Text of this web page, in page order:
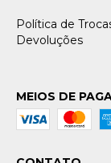
Política de
Devoluções
MEIOS DE